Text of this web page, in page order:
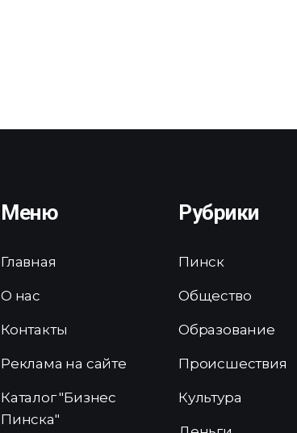
Меню
Главная
О нас
Контакты
Реклама на сайте
Каталог "Бизнес
Пинска"
Рубрики
Пинск
Общество
Образование
Происшествия
Культура